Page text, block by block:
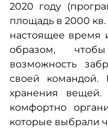
2020 году
площадь в 2000 кв.
настоящее время
образом,
возможность
своей командой.
хранения
комфортно
которые выбрали